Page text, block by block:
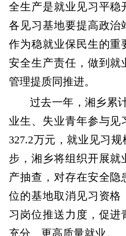
全生产是就业见习平稳
各见习基地要提高政治
作为稳就业保民生的重
安全生产责任，做到就
管理提质同推进。
过去一年，湘乡累
业生、失业青年参与见
327.2万元，就业见习
步，湘乡将组织开展就
产抽查，对存在安全隐
位的基地取消见习资格
习岗位推送力度，促进
充分、更高质量就业。